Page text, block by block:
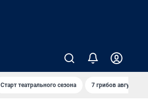
Старт театрального сезона 7 грибов августа